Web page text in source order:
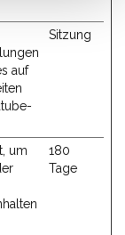
auf
Sitzung
um
180
Tage